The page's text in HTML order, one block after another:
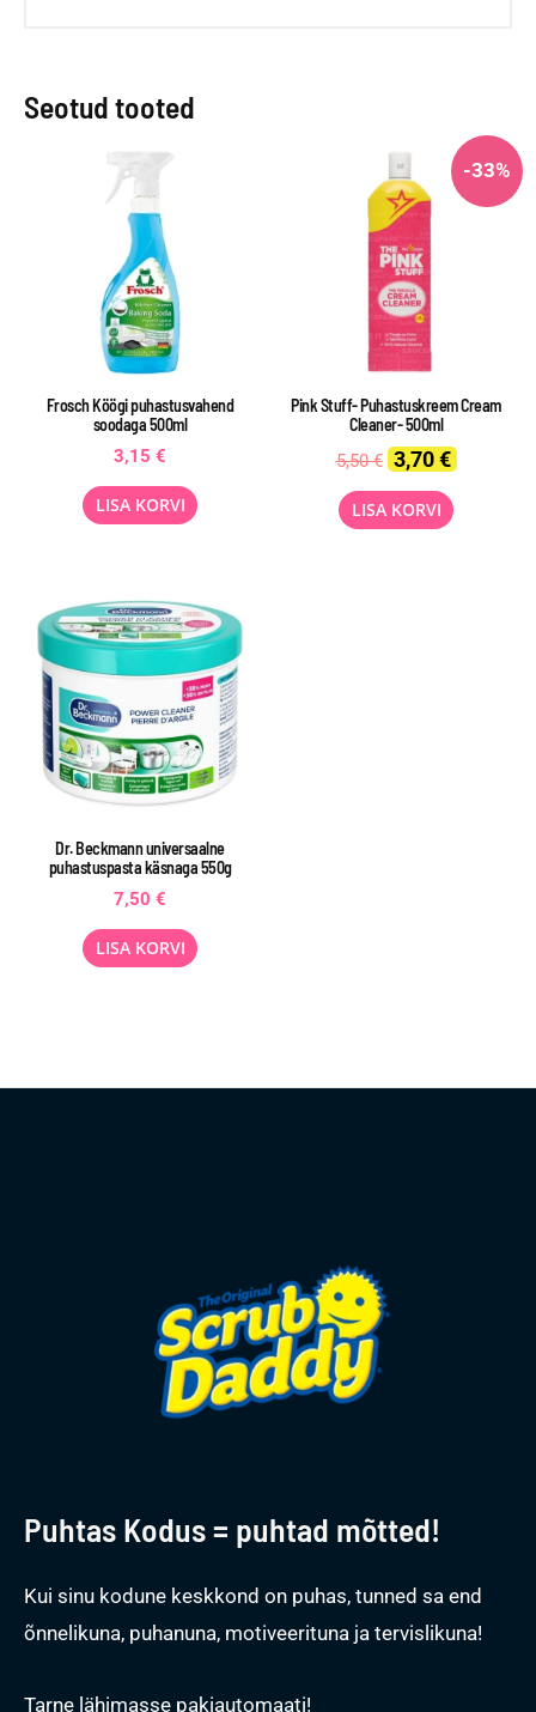
Seotud tooted
Frosch Köögi puhastusvahend
soodaga 500ml
3,15 €
LISA KORVI
-33%
Pink Stuff- Puhastuskreem Cream
Cleaner- 500ml
5,50€ Original
price
was:
5,50 €.
3,70€ Current
LISA KORVI
Dr. Beckmann universaalne
puhastuspasta käsnaga 550g
7,50 €
LISA KORVI
Puhtas Kodus = puhtad mõtted!
Kui sinu kodune keskkond on puhas, tunned sa end
õnnelikuna, puhanuna, motiveerituna ja tervislikuna!
Tarne lähimasse pakiautomaati!